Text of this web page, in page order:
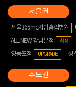
서울365mc지방흡입병원
ALL NEW 강남본점 확장
영등포점
UPGRADE 성